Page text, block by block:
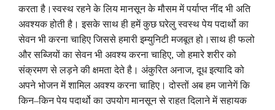
करता है ।स्वस्थ रहने के लिय मानसून के मौसम में पर्याप्त नींद भी अति
अवश्यक होती है । इसके साथ ही हमें कुछ घरेलु स्वस्थ पेय पदार्थो का
सेवन भी करना चाहिए जिससे हमारी इम्युनिटी मजबूत हो ।साथ ही फलो
और सब्जियों का सेवन भी अवश्य करना चाहिए,जो हमारे शरीर को
संक्रमण से लड़ने की क्षमता देते है । अंकुरित अनाज,दूध इत्यादि को
अपने भोजन में शामिल अवश्य करना चाहिए । दोस्तों अब हम जानेगें कि
किन–किन पेय पदार्थो का उपयोग मानसून से राहत दिलाने में सहायक